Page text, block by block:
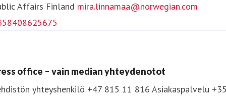
Affairs Finland mira.linnamaa@norwegian.com
office – vain median yhteydenotot
yhteyshenkilö +47 815 11 816 Asiakaspalvelu